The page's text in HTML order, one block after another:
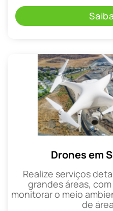
Drones em
Realize serviços
grandes áreas,
monitorar o meio
de